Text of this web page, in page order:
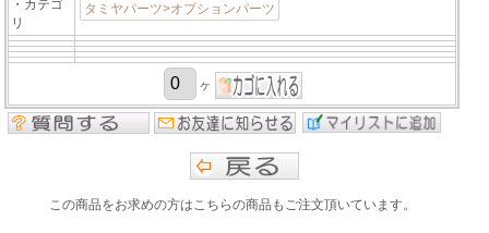
・カテゴ
リ
タミヤパーツ>オプションパーツ
ヶ
この商品をお求めの方はこちらの商品もご注文頂いています。